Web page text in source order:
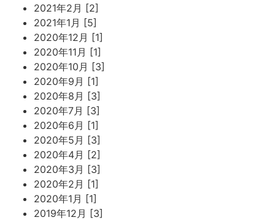
2021年2月 [2]
2021年1月 [5]
2020年12月 [1]
2020年11月 [1]
2020年10月 [3]
2020年9月 [1]
2020年8月 [3]
2020年7月 [3]
2020年6月 [1]
2020年5月 [3]
2020年4月 [2]
2020年3月 [3]
2020年2月 [1]
2020年1月 [1]
2019年12月 [3]